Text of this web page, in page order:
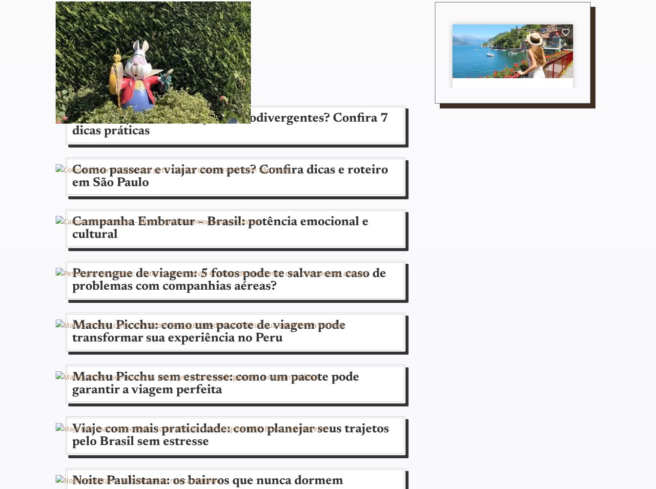
Como viajar com crianças neurodivergentes? Confira 7
dicas práticas
Como passear e viajar com pets? Confira dicas e roteiro
em São Paulo
Campanha Embratur – Brasil: potência emocional e
cultural
Perrengue de viagem: 5 fotos pode te salvar em caso de
problemas com companhias aéreas?
Machu Picchu: como um pacote de viagem pode
transformar sua experiência no Peru
Machu Picchu sem estresse: como um pacote pode
garantir a viagem perfeita
Viaje com mais praticidade: como planejar seus trajetos
pelo Brasil sem estresse
Noite Paulistana: os bairros que nunca dormem